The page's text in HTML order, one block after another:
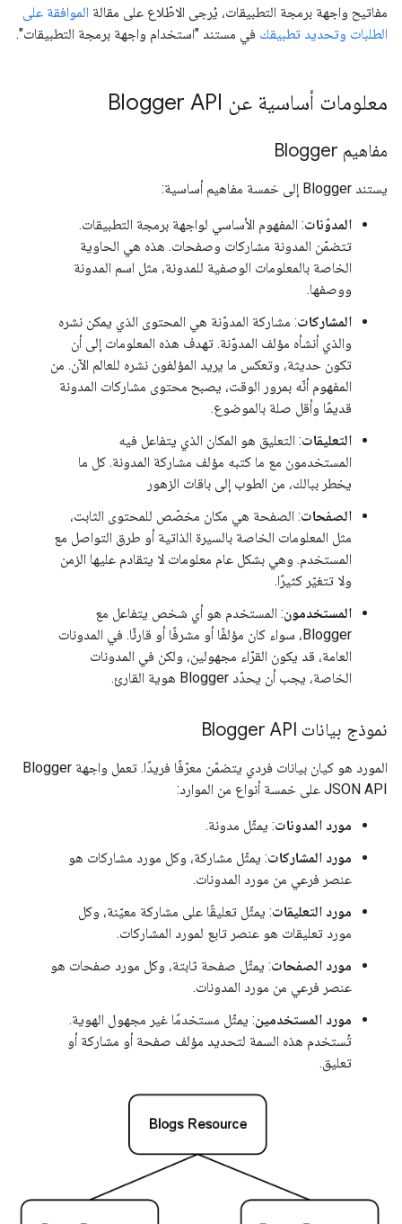
مفاتيح واجهة برمجة التطبيقات، يُرجى الاطّلاع على مقالة الموافقة على
الطلبات وتحديد تطبيقك في مستند "استخدام واجهة برمجة التطبيقات".
معلومات أساسية عن Blogger API
مفاهيم Blogger
يستند Blogger إلى خمسة مفاهيم أساسية:
المدوّنات: المفهوم الأساسي لواجهة برمجة التطبيقات.
تتضمّن المدونة مشاركات وصفحات. هذه هي الحاوية
الخاصة بالمعلومات الوصفية للمدونة، مثل اسم المدونة
ووصفها.
المشاركات: مشاركة المدوّنة هي المحتوى الذي يمكن نشره
والذي أنشأه مؤلف المدوّنة. تهدف هذه المعلومات إلى أن
تكون حديثة، وتعكس ما يريد المؤلفون نشره للعالم الآن. من
المفهوم أنّه بمرور الوقت، يصبح محتوى مشاركات المدونة
قديمًا وأقل صلة بالموضوع.
التعليقات: التعليق هو المكان الذي يتفاعل فيه
المستخدمون مع ما كتبه مؤلف مشاركة المدونة. كل ما
يخطر ببالك، من الطوب إلى باقات الزهور
الصفحات: الصفحة هي مكان مخصّص للمحتوى الثابت،
مثل المعلومات الخاصة بالسيرة الذاتية أو طرق التواصل مع
المستخدم. وهي بشكل عام معلومات لا يتقادم عليها الزمن
ولا تتغيّر كثيرًا.
المستخدمون: المستخدم هو أي شخص يتفاعل مع
Blogger، سواء كان مؤلفًا أو مشرفًا أو قارئًا. في المدونات
العامة، قد يكون القرّاء مجهولين، ولكن في المدونات
الخاصة، يجب أن يحدّد Blogger هوية القارئ.
نموذج بيانات Blogger API
المورد هو كيان بيانات فردي يتضمّن معرّفًا فريدًا. تعمل واجهة Blogger
JSON API على خمسة أنواع من الموارد:
مورد المدونات: يمثّل مدونة.
مورد المشاركات: يمثّل مشاركة، وكل مورد مشاركات هو
عنصر فرعي من مورد المدونات.
مورد التعليقات: يمثّل تعليقًا على مشاركة معيّنة، وكل
مورد تعليقات هو عنصر تابع لمورد المشاركات.
مورد الصفحات: يمثّل صفحة ثابتة، وكل مورد صفحات هو
عنصر فرعي من مورد المدونات.
مورد المستخدمين: يمثّل مستخدمًا غير مجهول الهوية.
تُستخدم هذه السمة لتحديد مؤلف صفحة أو مشاركة أو
تعليق.